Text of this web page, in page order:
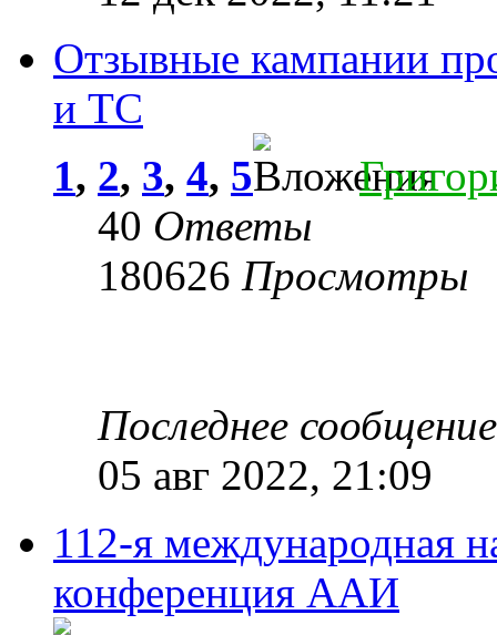
Отзывные кампании
и ТС
1, 2, 3, 4, 5
40 Ответы
180626 Просмотры
Последнее
05 авг 2022, 21:09
112-я международная
конференция ААИ